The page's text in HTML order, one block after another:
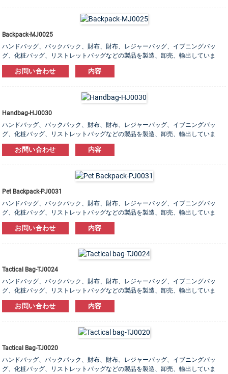
Backpack-MJ0025
ハンドバッグ、バックパック、財布、財布、レジャーバッグ、イブニングバッ
グ、化粧バッグ、リストレットバッグなどの製品を製造、卸売、輸出していま
す。 レザー、PU、キャンバス、ナイロン、コットン素材をご用意しております。
OEM＆ODM注文は大歓迎です！
お問い合わせ 内容
Handbag-HJ0030
ハンドバッグ、バックパック、財布、財布、レジャーバッグ、イブニングバッ
グ、化粧バッグ、リストレットバッグなどの製品を製造、卸売、輸出していま
す。 レザー、PU、キャンバス、ナイロン、コットン素材をご用意しております。
OEM＆ODM注文は大歓迎です！
お問い合わせ 内容
Pet Backpack-PJ0031
ハンドバッグ、バックパック、財布、財布、レジャーバッグ、イブニングバッ
グ、化粧バッグ、リストレットバッグなどの製品を製造、卸売、輸出していま
す。 レザー、PU、キャンバス、ナイロン、コットン素材をご用意しております。
OEM＆ODM注文は大歓迎です！
お問い合わせ 内容
Tactical Bag-TJ0024
ハンドバッグ、バックパック、財布、財布、レジャーバッグ、イブニングバッ
グ、化粧バッグ、リストレットバッグなどの製品を製造、卸売、輸出していま
す。 レザー、PU、キャンバス、ナイロン、コットン素材をご用意しております。
OEM＆ODM注文は大歓迎です！
お問い合わせ 内容
Tactical Bag-TJ0020
ハンドバッグ、バックパック、財布、財布、レジャーバッグ、イブニングバッ
グ、化粧バッグ、リストレットバッグなどの製品を製造、卸売、輸出していま